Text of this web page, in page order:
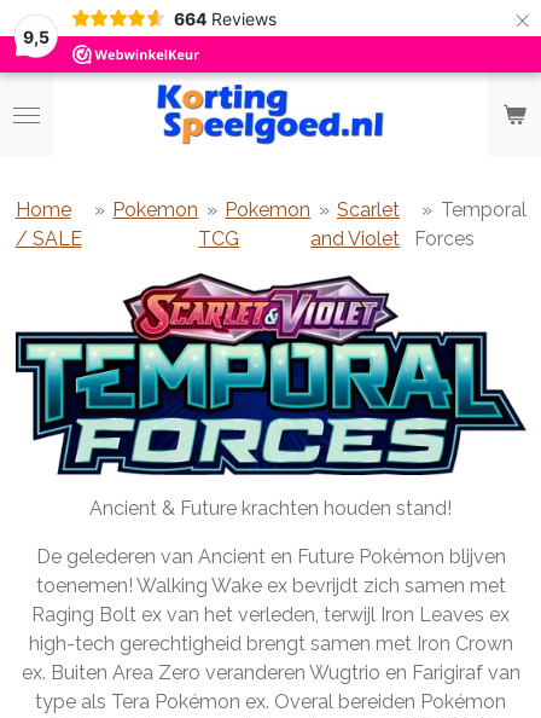
9,5
664 Reviews ×
Home
/ SALE
» Pokemon » Pokemon
TCG
» Scarlet
and Violet
» Temporal
Forces
Ancient & Future krachten houden stand!
De gelederen van Ancient en Future Pokémon blijven
toenemen! Walking Wake ex bevrijdt zich samen met
Raging Bolt ex van het verleden, terwijl Iron Leaves ex
high-tech gerechtigheid brengt samen met Iron Crown
ex. Buiten Area Zero veranderen Wugtrio en Farigiraf van
type als Tera Pokémon ex. Overal bereiden Pokémon